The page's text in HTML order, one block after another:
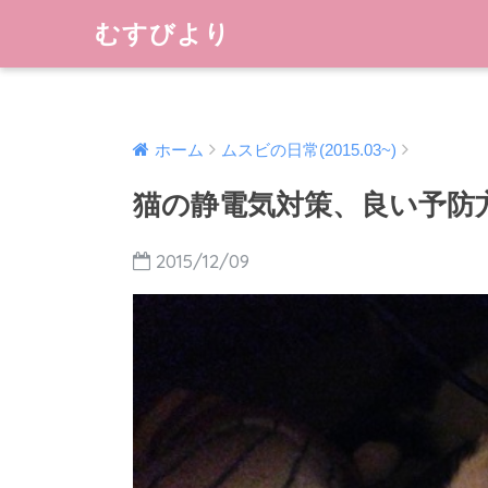
むすびより
ホーム ムスビの日常(2015.03~)
猫の静電気対策、良い予防
2015/12/09